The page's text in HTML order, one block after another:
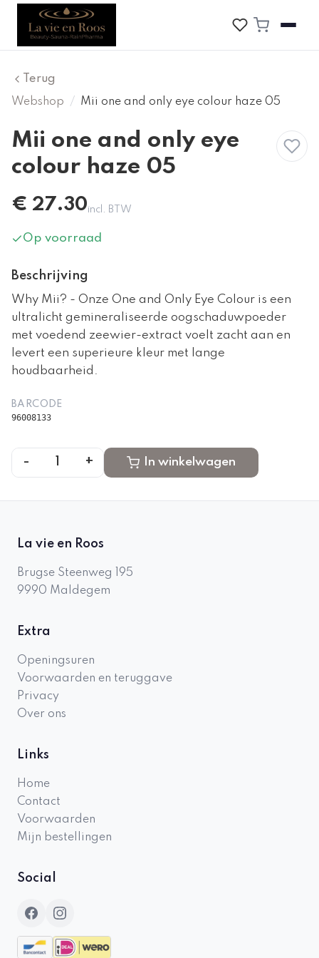
Terug
Webshop
/ Mii one and only eye colour haze 05
Mii one and only eye
colour haze 05
€ 27.30incl. BTW
Op voorraad
Beschrijving
Why Mii? - Onze One and Only Eye Colour is een
ultralicht gemineraliseerde oogschaduwpoeder
met voedend zeewier-extract voelt zacht aan en
levert een superieure kleur met lange
houdbaarheid.
BARCODE
96008133
- + In winkelwagen
La vie en Roos
Brugse Steenweg 195
9990 Maldegem
Extra
Openingsuren
Voorwaarden en teruggave
Privacy
Over ons
Links
Home
Contact
Voorwaarden
Mijn bestellingen
Social